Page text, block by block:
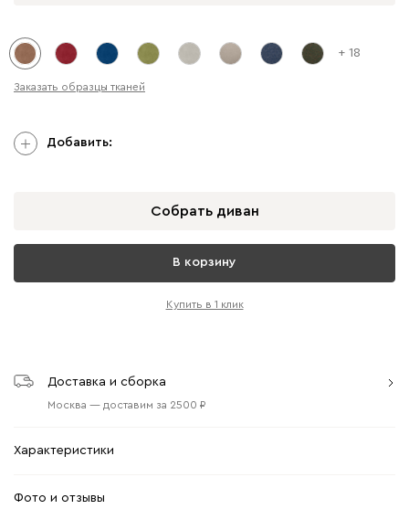
+ 18
Заказать образцы тканей
Добавить:
Собрать диван
В корзину
Купить в 1 клик
Доставка и сборка
Москва — доставим за 2500
Характеристики
Фото и отзывы